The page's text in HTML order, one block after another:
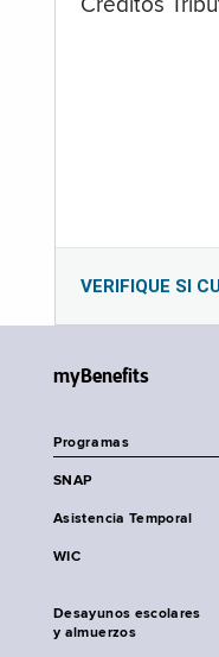
Créditos
VERIFIQUE SI
myBenefits
Programas
SNAP
Asistencia Temporal
WIC
Desayunos escolares
y almuerzos